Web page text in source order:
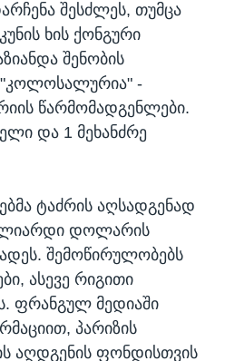
შესძლეს, თუმცა
ხის ქონგური
შენობის
"კოლოსალურია" -
წარმომადგენლები.
და 1 მეხანძრე
ტაძრის აღსადგენად
დოლარის
შემოწირულობებს
ასევე რიგითი
ფრანგულ მედიაში
პარიზის
აღდგენის ფონდისთვის